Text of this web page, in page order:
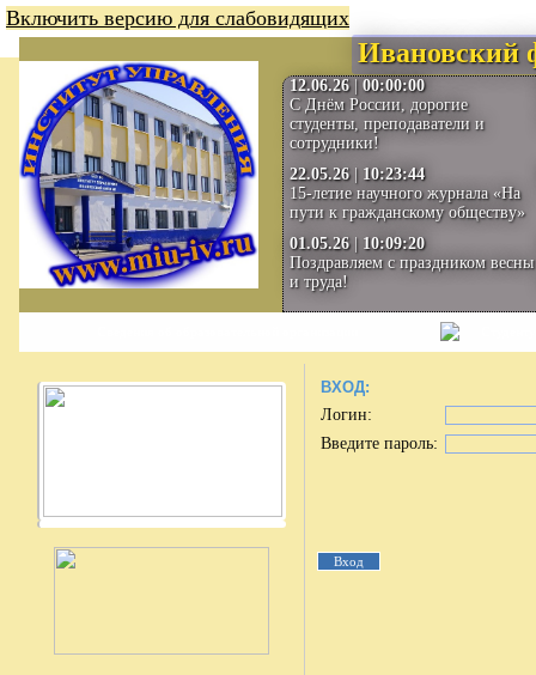
Включить версию для слабовидящих
Ивановский
12.06.26| 00:00:00
С Днём России, дорогие
студенты, преподаватели и
сотрудники!
22.05.26| 10:23:44
15-летие научного журнала «На
пути к гражданскому обществу»
01.05.26| 10:09:20
Поздравляем с праздником весны
и труда!
ВХОД:
Логин:
Введите пароль: